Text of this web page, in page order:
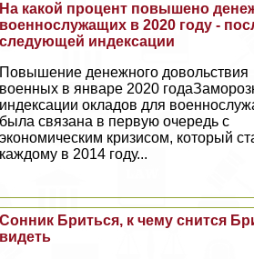
На какой процент повышено
военнослужащих в 2020 году -
следующей индексации
Повышение денежного довольствия
военных в январе 2020
индексации окладов для
была связана в первую очередь с
экономическим кризисом, который
каждому в 2014 году...
Сонник Бриться, к чему снится
видеть